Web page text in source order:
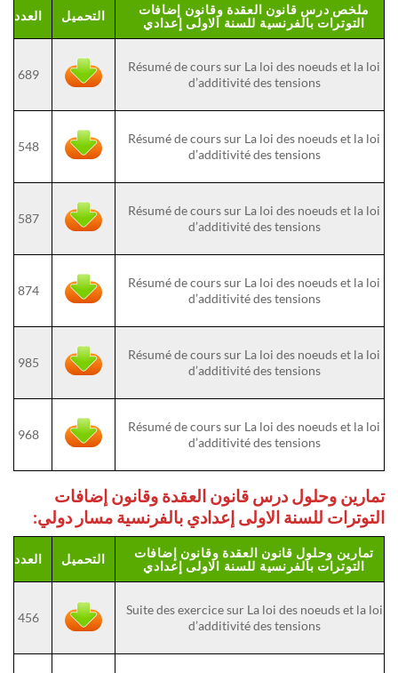
ملخص درس قانون العقدة وقانون إضافات
التوترات بالفرنسية للسنة الاولى إعدادي
التحميل العدد
Résumé de cours sur La loi des noeuds et la loi
d’additivité des tensions
689
Résumé de cours sur La loi des noeuds et la loi
d’additivité des tensions
548
Résumé de cours sur La loi des noeuds et la loi
d’additivité des tensions
587
Résumé de cours sur La loi des noeuds et la loi
d’additivité des tensions
874
Résumé de cours sur La loi des noeuds et la loi
d’additivité des tensions
985
Résumé de cours sur La loi des noeuds et la loi
d’additivité des tensions
968
تمارين وحلول درس قانون العقدة وقانون إضافات
التوترات للسنة الاولى إعدادي بالفرنسية مسار دولي:
تمارين وحلول قانون العقدة وقانون إضافات
التوترات بالفرنسية للسنة الاولى إعدادي
التحميل العدد
Suite des exercice sur La loi des noeuds et la loi
d’additivité des tensions
456